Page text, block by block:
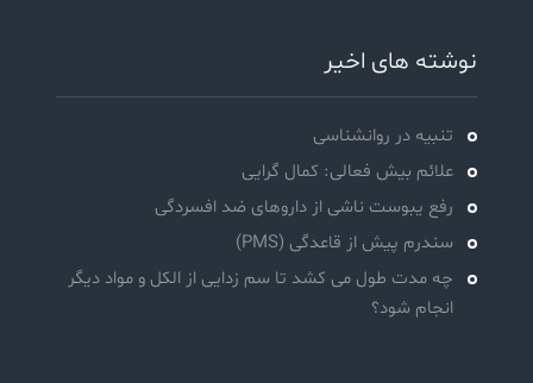
نوشته های اخیر
تنبیه در روانشناسی
علائم بیش فعالی: کمال گرایی
رفع یبوست ناشی از داروهای ضد افسردگی
سندرم پیش از قاعدگی (PMS)
چه مدت طول می کشد تا سم زدایی از الکل و مواد دیگر
انجام شود؟